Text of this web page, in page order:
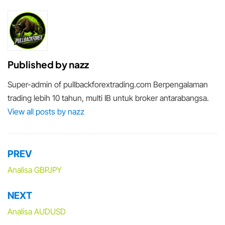
Published bynazz
Super-admin of pullbackforextrading.com Berpengalaman
trading lebih 10 tahun, multi IB untuk broker antarabangsa.
View all posts by nazz
Post
navigation
PREV
Analisa GBPJPY
NEXT
Analisa AUDUSD